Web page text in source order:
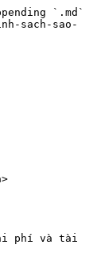
`.md`
sach-sao-
phí và tài